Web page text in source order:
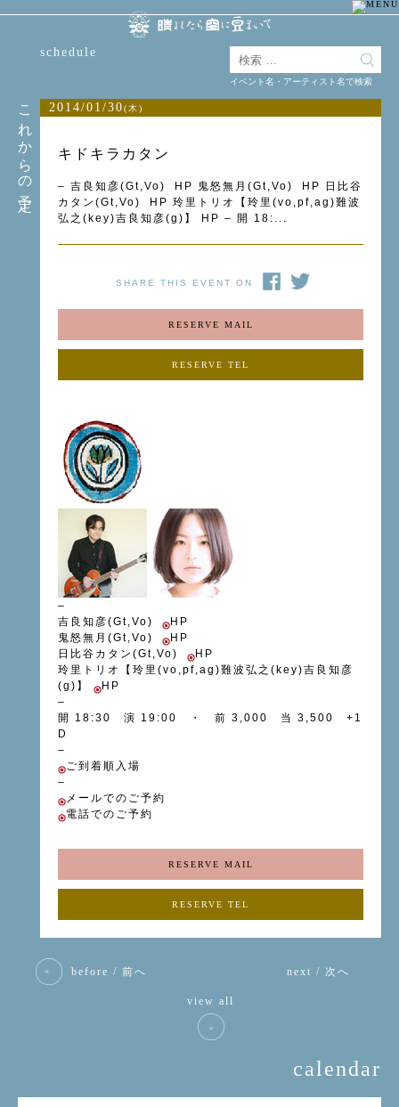
これからの予定
schedule
2014/01/30(木)
キドキラカタン
– 吉良知彦(Gt,Vo) HP 鬼怒無月(Gt,Vo) HP 日比谷
カタン(Gt,Vo) HP 玲里トリオ【玲里(vo,pf,ag)難波
弘之(key)吉良知彦(g)】 HP – 開 18:...
SHARE THIS EVENT ON
RESERVE MAIL
RESERVE TEL
–
吉良知彦(Gt,Vo)
HP
鬼怒無月(Gt,Vo)
HP
日比谷カタン(Gt,Vo)
HP
玲里トリオ【玲里(vo,pf,ag)難波弘之(key)吉良知彦
(g)】
HP
–
開 18:30 演 19:00 ・ 前 3,000 当 3,500 +1
D
–
ご到着順入場
–
メールでのご予約
電話でのご予約
RESERVE MAIL
RESERVE TEL
before / 前へ next / 次へ
view all
calendar
イベント名・アーティスト名で検索